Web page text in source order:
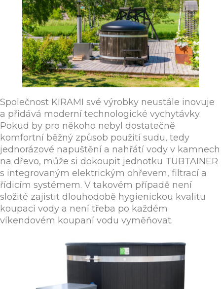
Společnost KIRAMI své výrobky neustále inovuje
a přidává moderní technologické vychytávky.
Pokud by pro někoho nebyl dostatečně
komfortní běžný způsob použití sudu, tedy
jednorázové napuštění a nahřátí vody v kamnech
na dřevo, může si dokoupit jednotku TUBTAINER
s integrovaným elektrickým ohřevem, filtrací a
řídicím systémem. V takovém případě není
složité zajistit dlouhodobě hygienickou kvalitu
koupací vody a není třeba po každém
víkendovém koupaní vodu vyměňovat.